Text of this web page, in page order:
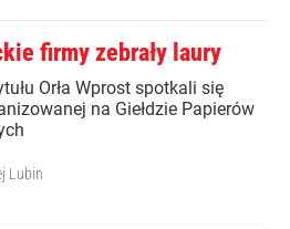
firmy zebrały laury
Orła Wprost spotkali się
na Giełdzie Papierów
Lubin